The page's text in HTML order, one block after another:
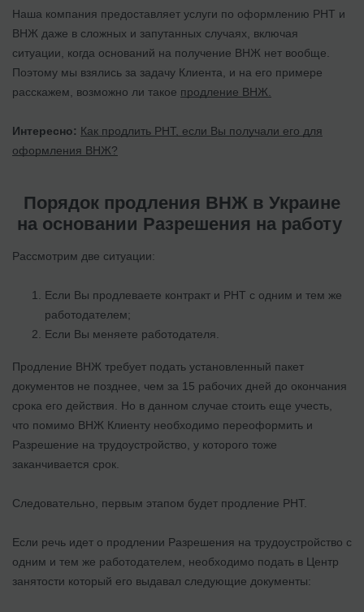
Наша компания предоставляет услуги по оформлению РНТ и
ВНЖ даже в сложных и запутанных случаях, включая
ситуации, когда оснований на получение ВНЖ нет вообще.
Поэтому мы взялись за задачу Клиента, и на его примере
расскажем, возможно ли такое продление ВНЖ.
Интересно: Как продлить РНТ, если Вы получали его для
оформления ВНЖ?
Порядок продления ВНЖ в Украине
на основании Разрешения на работу
Рассмотрим две ситуации:
Если Вы продлеваете контракт и РНТ с одним и тем же
работодателем;
Если Вы меняете работодателя.
Продление ВНЖ требует подать установленный пакет
документов не позднее, чем за 15 рабочих дней до окончания
срока его действия. Но в данном случае стоить еще учесть,
что помимо ВНЖ Клиенту необходимо переоформить и
Разрешение на трудоустройство, у которого тоже
заканчивается срок.
Следовательно, первым этапом будет продление РНТ.
Если речь идет о продлении Разрешения на трудоустройство с
одним и тем же работодателем, необходимо подать в Центр
занятости который его выдавал следующие документы: